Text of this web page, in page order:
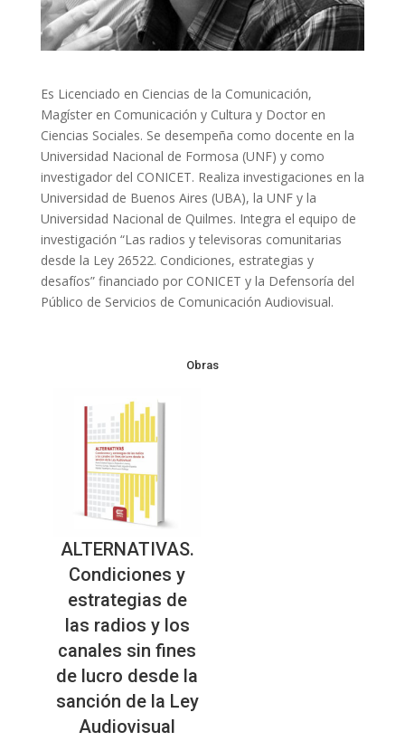
Es Licenciado en Ciencias de la Comunicación,
Magíster en Comunicación y Cultura y Doctor en
Ciencias Sociales. Se desempeña como docente en la
Universidad Nacional de Formosa (UNF) y como
investigador del CONICET. Realiza investigaciones en la
Universidad de Buenos Aires (UBA), la UNF y la
Universidad Nacional de Quilmes. Integra el equipo de
investigación “Las radios y televisoras comunitarias
desde la Ley 26522. Condiciones, estrategias y
desafíos” financiado por CONICET y la Defensoría del
Público de Servicios de Comunicación Audiovisual.
Obras
ALTERNATIVAS.
Condiciones y
estrategias de
las radios y los
canales sin fines
de lucro desde la
sanción de la Ley
Audiovisual